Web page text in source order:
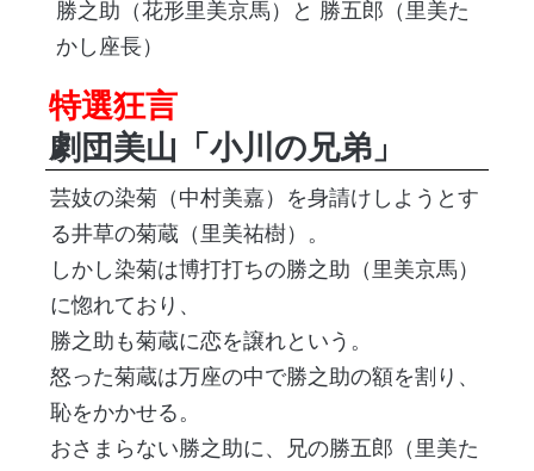
勝之助（花形里美京馬）と 勝五郎（里美た
かし座長）
特選狂言
劇団美山「小川の兄弟」
芸妓の染菊（中村美嘉）を身請けしようとす
る井草の菊蔵（里美祐樹）。
しかし染菊は博打打ちの勝之助（里美京馬）
に惚れており、
勝之助も菊蔵に恋を譲れという。
怒った菊蔵は万座の中で勝之助の額を割り、
恥をかかせる。
おさまらない勝之助に、兄の勝五郎（里美た